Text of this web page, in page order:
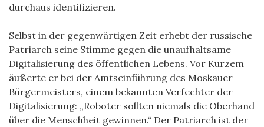
durchaus identifizieren.
Selbst in der gegenwärtigen Zeit erhebt der russische
Patriarch seine Stimme gegen die unaufhaltsame
Digitalisierung des öffentlichen Lebens. Vor Kurzem
äußerte er bei der Amtseinführung des Moskauer
Bürgermeisters, einem bekannten Verfechter der
Digitalisierung: „Roboter sollten niemals die Oberhand
über die Menschheit gewinnen.“ Der Patriarch ist der